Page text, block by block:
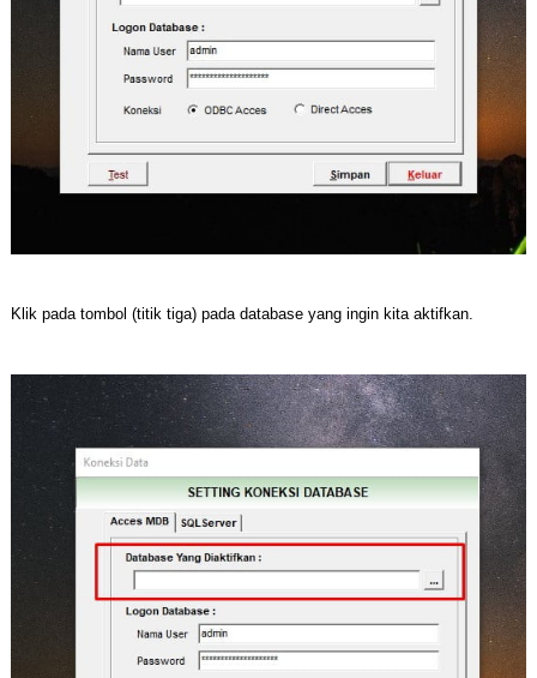
Klik pada tombol (titik tiga) pada database yang ingin kita aktifkan.